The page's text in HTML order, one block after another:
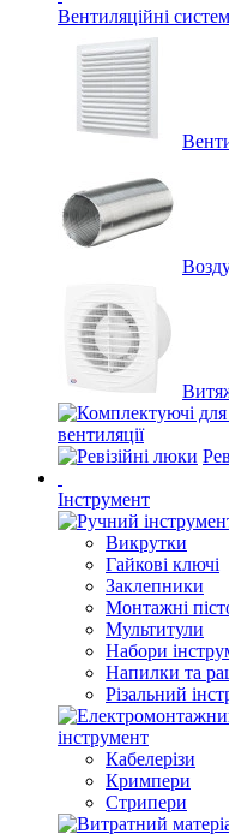
Вентиляційні
вентиляції
Інструмент
Викрутки
Гайкові ключі
Заклепники
Монтажні
Мультитули
Набори
Напилки та
Різальний
інструмент
Кабелерізи
Кримпери
Стрипери